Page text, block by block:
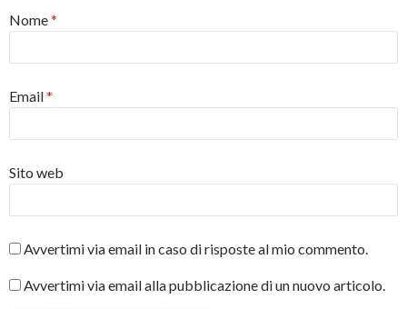
Nome*
Email*
Sito web
Avvertimi via email in caso di risposte al mio commento.
Avvertimi via email alla pubblicazione di un nuovo articolo.